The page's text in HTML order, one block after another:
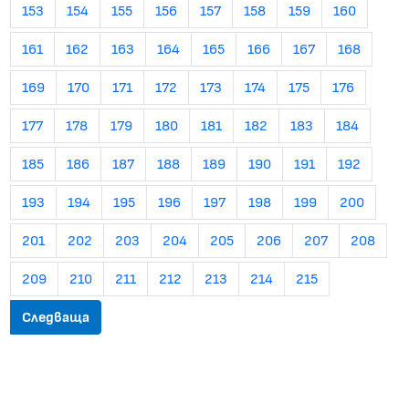
153 154 155 156 157 158 159 160
161 162 163 164 165 166 167 168
169 170 171 172 173 174 175 176
177 178 179 180 181 182 183 184
185 186 187 188 189 190 191 192
193 194 195 196 197 198 199 200
201 202 203 204 205 206 207 208
209 210 211 212 213 214 215
Следваща